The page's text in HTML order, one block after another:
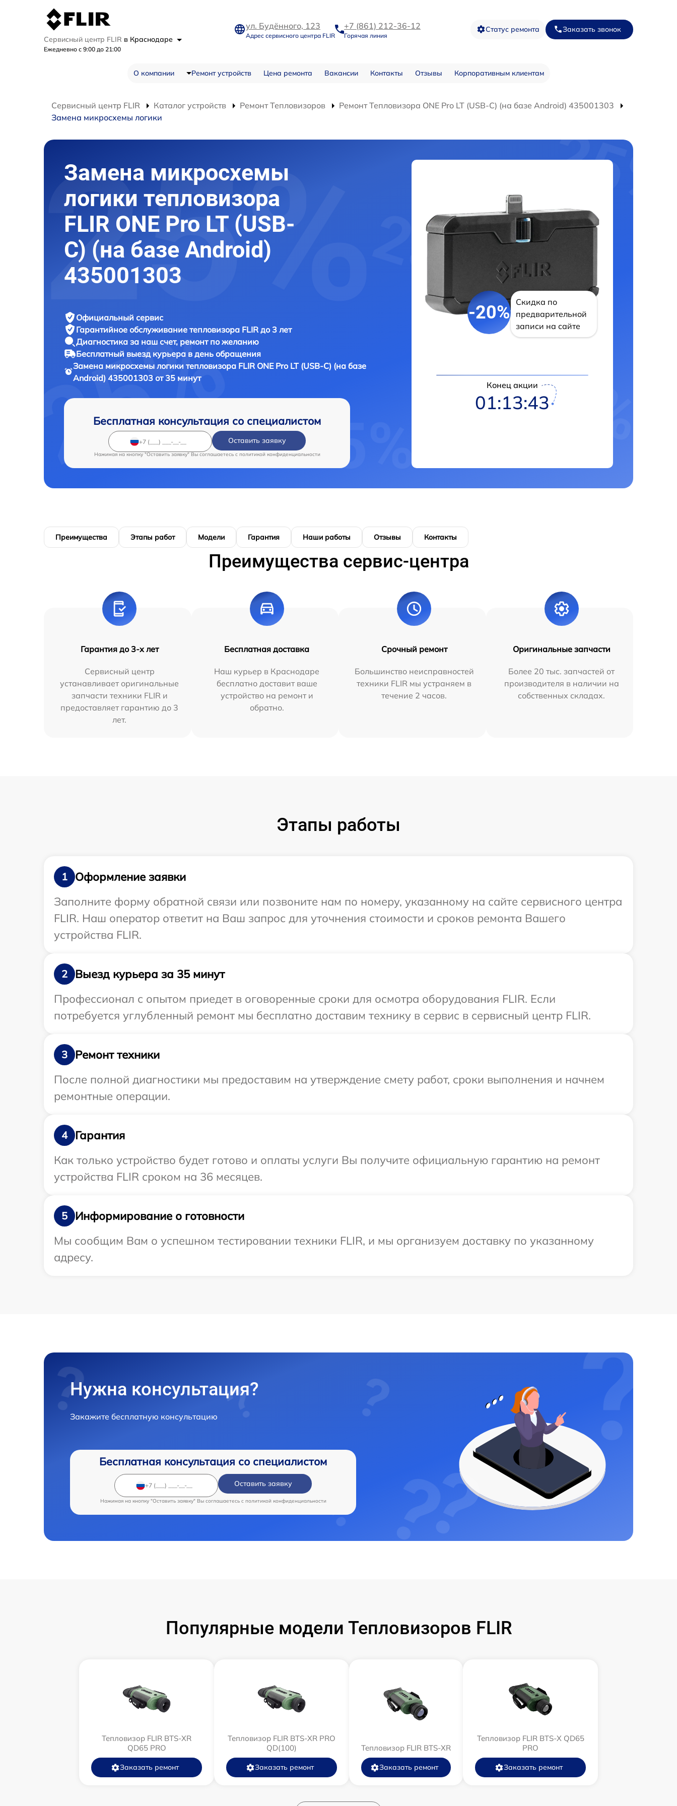
Сервисный центр FLIR в Краснодаре
Ежедневно с 9:00 до 21:00
ул. Будённого, 123
Адрес сервисного центра FLIR
+7 (861) 212-36-12
Горячая линия
Статус ремонта Заказать звонок
О компании Ремонт устройств Цена ремонта Вакансии Контакты Отзывы Корпоративным клиентам
Сервисный центр FLIR Каталог устройств Ремонт Тепловизоров
Ремонт Тепловизора ONE Pro LT (USB-C) (на базе Android) 435001303
Замена микросхемы логики
Замена микросхемы
логики тепловизора
FLIR ONE Pro LT (USB-
C) (на базе Android)
435001303
Официальный сервис
Гарантийное обслуживание тепловизора FLIR до 3 лет
Диагностика за наш счет, ремонт по желанию
Бесплатный выезд курьера в день обращения
Замена микросхемы логики тепловизора FLIR ONE Pro LT (USB-C) (на базе
Android) 435001303 от 35 минут
Бесплатная консультация со специалистом
Оставить заявку
Нажимая на кнопку "Оставить заявку" Вы соглашаетесь c политикой конфиденциальности
-20%
Скидка по
предварительной
записи на сайте
Конец акции
01:13:42
Преимущества Этапы работ Модели Гарантия Наши работы Отзывы Контакты
Преимущества сервис-центра
Гарантия до 3-х лет
Сервисный центр
устанавливает оригинальные
запчасти техники FLIR и
предоставляет гарантию до 3
лет.
Бесплатная доставка
Наш курьер в Краснодаре
бесплатно доставит ваше
устройство на ремонт и
обратно.
Срочный ремонт
Большинство неисправностей
техники FLIR мы устраняем в
течение 2 часов.
Оригинальные запчасти
Более 20 тыс. запчастей от
производителя в наличии на
собственных складах.
Этапы работы
1
Оформление заявки
Заполните форму обратной связи или позвоните нам по номеру, указанному на сайте сервисного центра
FLIR. Наш оператор ответит на Ваш запрос для уточнения стоимости и сроков ремонта Вашего
устройства FLIR.
2
Выезд курьера за 35 минут
Профессионал с опытом приедет в оговоренные сроки для осмотра оборудования FLIR. Если
потребуется углубленный ремонт мы бесплатно доставим технику в сервис в сервисный центр FLIR.
3
Ремонт техники
После полной диагностики мы предоставим на утверждение смету работ, сроки выполнения и начнем
ремонтные операции.
4
Гарантия
Как только устройство будет готово и оплаты услуги Вы получите официальную гарантию на ремонт
устройства FLIR сроком на 36 месяцев.
5
Информирование о готовности
Мы сообщим Вам о успешном тестировании техники FLIR, и мы организуем доставку по указанному
адресу.
Нужна консультация?
Закажите бесплатную консультацию
Бесплатная консультация со специалистом
Оставить заявку
Нажимая на кнопку "Оставить заявку" Вы соглашаетесь c политикой конфиденциальности
Популярные модели Тепловизоров FLIR
Тепловизор FLIR BTS-XR
QD65 PRO
Заказать ремонт
Тепловизор FLIR BTS-XR PRO
QD(100)
Заказать ремонт
Тепловизор FLIR BTS-XR
Заказать ремонт
Тепловизор FLIR BTS-X QD65
PRO
Заказать ремонт